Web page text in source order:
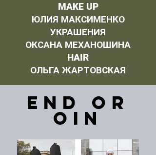
MAKE UP
ЮЛИЯ МАКСИМЕНКО
УКРАШЕНИЯ
ОКСАНА МЕХАНОШИНА
HAIR
ОЛЬГА ЖАРТОВСКАЯ
end or
oin